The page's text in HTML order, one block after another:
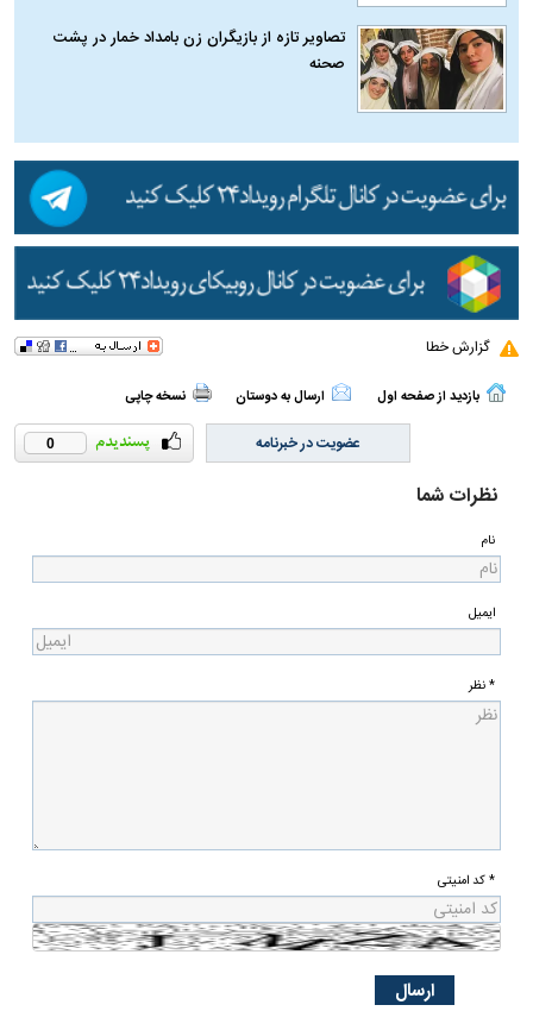
تصاویر تازه از بازیگران زن بامداد خمار در پشت
صحنه
گزارش خطا
بازدید از صفحه اول ارسال به دوستان نسخه چاپی
0 عضویت در خبرنامه
نظرات شما
نام
ایمیل
* نظر
* کد امنیتی